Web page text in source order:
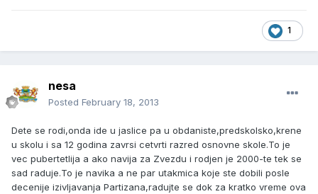
1
nesa
Posted February 18, 2013
Dete se rodi,onda ide u jaslice pa u obdaniste,predskolsko,krene
u skolu i sa 12 godina zavrsi cetvrti razred osnovne skole.To je
vec pubertetlija a ako navija za Zvezdu i rodjen je 2000-te tek se
sad raduje.To je navika a ne par utakmica koje ste dobili posle
decenije izivljavanja Partizana,radujte se dok za kratko vreme ova